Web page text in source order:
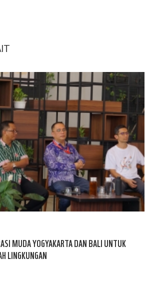
MUDA YOGYAKARTA DAN BALI UNTUK
LINGKUNGAN